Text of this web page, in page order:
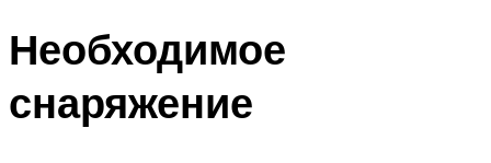
Необходимое
снаряжение